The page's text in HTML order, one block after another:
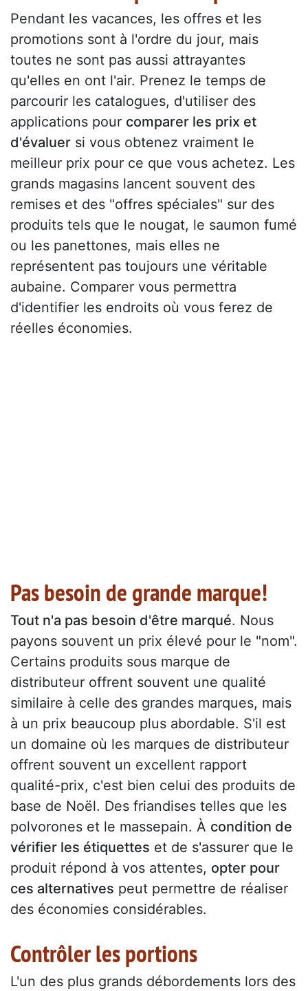
Pendant les vacances, les offres et les
promotions sont à l'ordre du jour, mais
toutes ne sont pas aussi attrayantes
qu'elles en ont l'air. Prenez le temps de
parcourir les catalogues, d'utiliser des
applications pour comparer les prix et
d'évaluer si vous obtenez vraiment le
meilleur prix pour ce que vous achetez. Les
grands magasins lancent souvent des
remises et des "offres spéciales" sur des
produits tels que le nougat, le saumon fumé
ou les panettones, mais elles ne
représentent pas toujours une véritable
aubaine. Comparer vous permettra
d'identifier les endroits où vous ferez de
réelles économies.
Pas besoin de grande marque!
Tout n'a pas besoin d'être marqué. Nous
payons souvent un prix élevé pour le "nom".
Certains produits sous marque de
distributeur offrent souvent une qualité
similaire à celle des grandes marques, mais
à un prix beaucoup plus abordable. S'il est
un domaine où les marques de distributeur
offrent souvent un excellent rapport
qualité-prix, c'est bien celui des produits de
base de Noël. Des friandises telles que les
polvorones et le massepain. À condition de
vérifier les étiquettes et de s'assurer que le
produit répond à vos attentes, opter pour
ces alternatives peut permettre de réaliser
des économies considérables.
Contrôler les portions
L'un des plus grands débordements lors des